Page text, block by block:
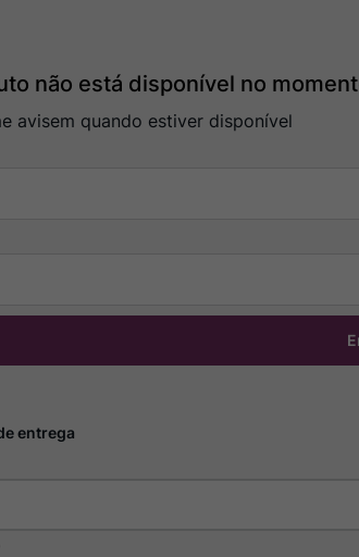
não está disponível no
avisem quando estiver disponível